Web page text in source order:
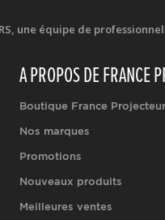
une équipe de
A PROPOS DE FRANCE
Boutique France
Nos marques
Promotions
Nouveaux produits
Meilleures ventes